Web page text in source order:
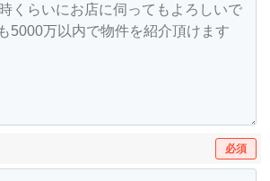
必須